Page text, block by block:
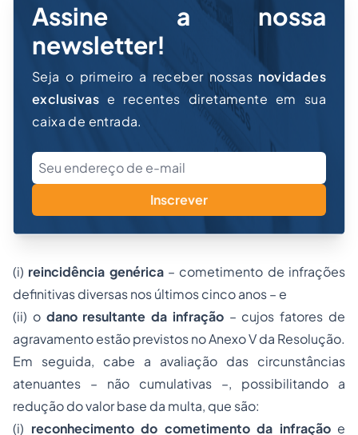
Assine a nossa
newsletter!
Seja o primeiro a receber nossas novidades
exclusivas e recentes diretamente em sua
caixa de entrada.
Inscrever
(i) reincidência genérica– cometimento de infrações
definitivas diversas nos últimos cinco anos – e
(ii) o dano resultante da infração– cujos fatores de
agravamento estão previstos no Anexo V da Resolução.
Em seguida, cabe a avaliação das circunstâncias
atenuantes – não cumulativas –, possibilitando a
redução do valor base da multa, que são:
(i) reconhecimento do cometimento da infraçãoe